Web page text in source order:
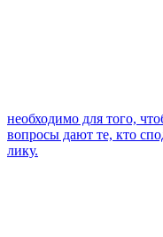
необходимо для того,
вопросы дают те, кто
лику.